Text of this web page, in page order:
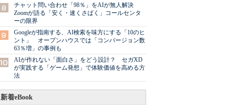
チャット問い合わせ「98％」をAIが無人解決
Zoomが語る「安く・速くさばく」コールセンタ
ーの限界
Googleが指南する、AI検索を味方にする「10のヒ
ント」 オープンハウスでは「コンバージョン数
63％増」の事例も
AIが作れない「面白さ」をどう設計？ セガXD
が実践する「ゲーム発想」で体験価値を高める方
法
新着eBook